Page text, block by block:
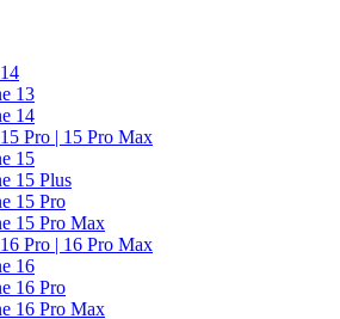
13
14
Pro | 15 Pro Max
15
15 Plus
15 Pro
15 Pro Max
Pro | 16 Pro Max
16
16 Pro
16 Pro Max